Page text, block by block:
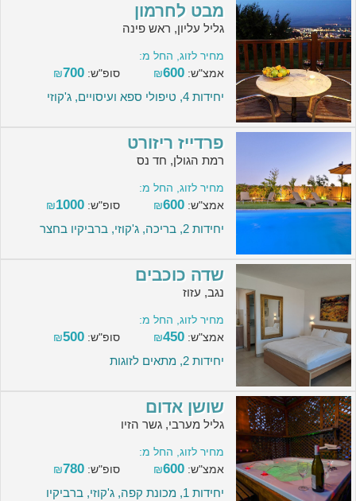
מבט לחרמון
גליל עליון, ראש פינה
מחיר לזוג, החל מ:
אמצ"ש:
₪600 סופ"ש: ₪700
יחידות 4, טיפולי ספא ועיסויים, ג'קוזי
פרדייז ריזורט
רמת הגולן, חד נס
מחיר לזוג, החל מ:
אמצ"ש:
₪600 סופ"ש: ₪1000
יחידות 2, בריכה, ג'קוזי, ברביקיו בחצר
שדה כוכבים
נגב, עזוז
מחיר לזוג, החל מ:
אמצ"ש:
₪450 סופ"ש: ₪500
יחידות 2, מתאים לזוגות
שושן אדום
גליל מערבי, גשר הזיו
מחיר לזוג, החל מ:
אמצ"ש:
₪600 סופ"ש: ₪780
יחידות 1, מכונת קפה, ג'קוזי, ברביקיו